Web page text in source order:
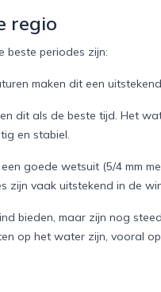
regio
beste periodes zijn:
maken dit een
dit als de beste tijd. Het
en stabiel.
goede wetsuit (5/4 mm
zijn vaak uitstekend in de
bieden, maar zijn nog
op het water zijn, vooral